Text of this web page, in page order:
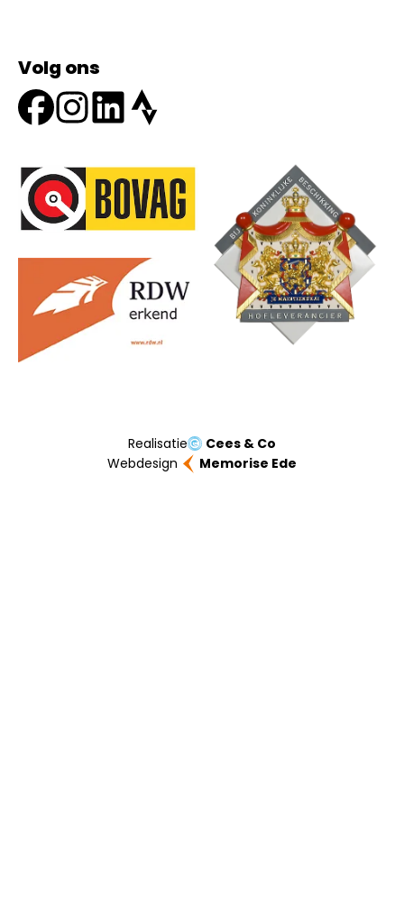
Volg ons
Realisatie
Cees & Co
Webdesign
Memorise Ede